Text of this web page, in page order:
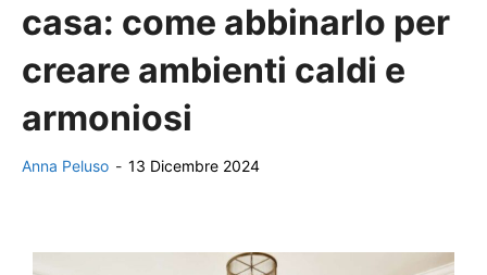
casa: come abbinarlo per
creare ambienti caldi e
armoniosi
Anna Peluso - 13 Dicembre 2024